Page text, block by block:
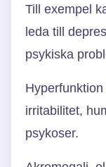
Till exempel
leda till
psykiska
irritabilitet,
psykoser.